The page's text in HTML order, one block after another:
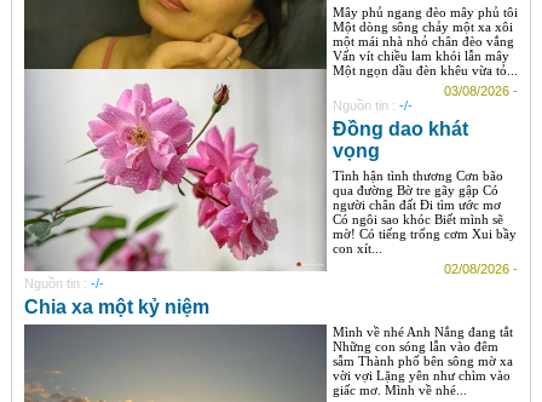
Mây phủ ngang đèo mây phủ tôi
Một dòng sông chảy một xa xôi
một mái nhà nhỏ chân đèo vắng
Vấn vít chiều lam khói lẫn mây
Một ngọn dầu đèn khêu vừa tỏ...
03/08/2026 -
Nguồn tin : -/-
Đồng dao khát
vọng
Tình hận tình thương Cơn bão
qua đường Bờ tre gãy gập Có
người chân đất Đi tìm ước mơ
Có ngôi sao khóc Biết mình sẽ
mờ! Có tiếng trống cơm Xui bầy
con xít...
02/08/2026 -
Nguồn tin : -/-
Chia xa một kỷ niệm
Mình về nhé Anh Nắng đang tắt
Những con sóng lẫn vào đêm
sẫm Thành phố bên sông mờ xa
vời vợi Lặng yên như chìm vào
giấc mơ. Mình về nhé...